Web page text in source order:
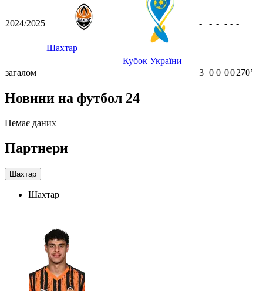
2024/2025
Шахтар
Кубок України
- - - - - -
загалом 3 0 0 00270ʼ
Новини на футбол 24
Немає даних
Партнери
Шахтар
Шахтар